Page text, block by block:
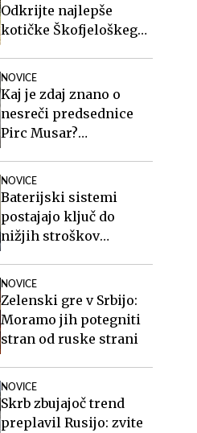
Odkrijte najlepše
kotičke Škofjeloškega
NOVICE
Kaj je zdaj znano o
nesreči predsednice
Pirc Musar?
NOVICE
Baterijski sistemi
postajajo ključ do
nižjih stroškov
NOVICE
Zelenski gre v Srbijo:
Moramo jih potegniti
stran od ruske strani
NOVICE
Skrb zbujajoč trend
preplavil Rusijo: zvite